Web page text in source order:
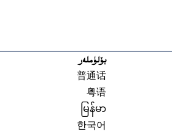
بۆلۈملەر
普通话
粤语
မြန်မာ
한국어